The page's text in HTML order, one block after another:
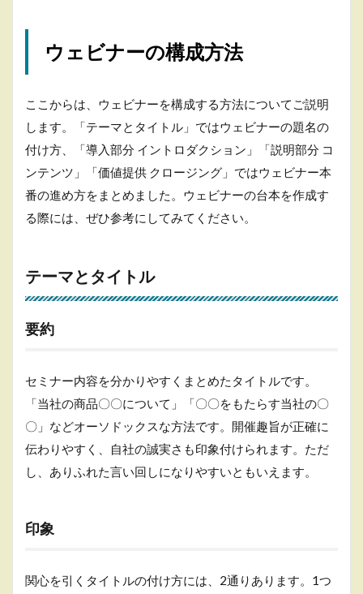
今！
③要点
復習で
リマイ
ンド
4.5
PREP
法を
用い
5
と
ウェビ
ナー
で開催
するセ
ー）の
とリ
ウェビナーの構成方法
ここからは、ウェビナーを構成する方法についてご説明
します。「テーマとタイトル」ではウェビナーの題名の
付け方、「導入部分 イントロダクション」「説明部分 コ
ンテンツ」「価値提供 クロージング」ではウェビナー本
番の進め方をまとめました。ウェビナーの台本を作成す
る際には、ぜひ参考にしてみてください。
テーマとタイトル
要約
セミナー内容を分かりやすくまとめたタイトルです。
「当社の商品〇〇について」「〇〇をもたらす当社の〇
〇」などオーソドックスな方法です。開催趣旨が正確に
伝わりやすく、自社の誠実さも印象付けられます。ただ
し、ありふれた言い回しになりやすいともいえます。
印象
関心を引くタイトルの付け方には、2通りあります。1つ